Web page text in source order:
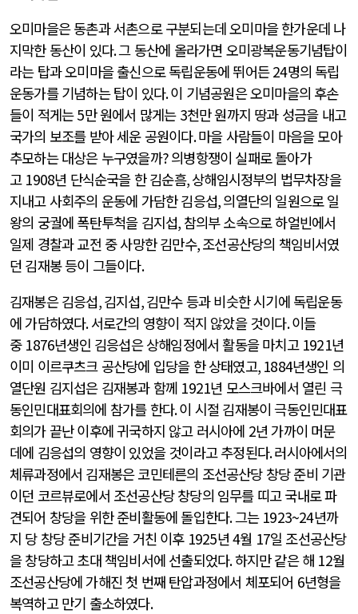
오미마을은 동촌과 서촌으로 구분되는데 오미마을 한가운데 나
지막한 동산이 있다.그 동산에 올라가면 오미광복운동기념탑이
라는 탑과 오미마을 출신으로 독립운동에 뛰어든24명의 독립
운동가를 기념하는 탑이 있다.이 기념공원은 오미마을의 후손
들이 적게는5만 원에서 많게는 3천만 원까지 땅과 성금을 내고
국가의 보조를 받아 세운 공원이다.마을 사람들이 마음을 모아
추모하는 대상은 누구였을까?의병항쟁이 실패로 돌아가
고 1908년 단식순국을 한 김순흠,상해임시정부의 법무차장을
지내고 사회주의 운동에 가담한 김응섭,의열단의 일원으로 일
왕의 궁궐에 폭탄투척을 김지섭, 참의부 소속으로 하얼빈에서
일제 경찰과 교전 중 사망한 김만수,조선공산당의 책임비서였
던 김재봉 등이 그들이다.
김재봉은 김응섭,김지섭,김만수 등과 비슷한 시기에 독립운동
에 가담하였다.서로간의 영향이 적지 않았을 것이다.이들
중 1876년생인 김응섭은 상해임정에서 활동을 마치고 1921년
이미 이르쿠츠크 공산당에 입당을 한 상태였고, 1884년생인 의
열단원 김지섭은 김재봉과 함께 1921년 모스크바에서 열린 극
동인민대표회의에 참가를 한다.이 시절 김재봉이 극동인민대표
회의가 끝난 이후에 귀국하지 않고 러시아에 2년 가까이 머문
데에 김응섭의 영향이 있었을 것이라고 추정된다.러시아에서의
체류과정에서 김재봉은 코민테른의 조선공산당 창당 준비 기관
이던 코르뷰로에서 조선공산당 창당의 임무를 띠고 국내로 파
견되어 창당을 위한 준비활동에 돌입한다.그는 1923~24년까
지 당 창당 준비기간을 거친 이후 1925년4월 17일 조선공산당
을 창당하고 초대 책임비서에 선출되었다.하지만 같은 해 12월
조선공산당에 가해진 첫 번째 탄압과정에서 체포되어 6년형을
복역하고 만기 출소하였다.